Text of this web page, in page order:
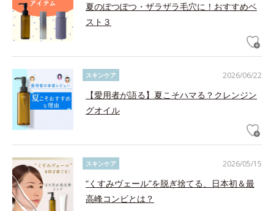
夏のぽつぽつ・ザラザラ毛穴に！おすすめベ
スト３
2026/06/22
スキンケア
【愛用者が語る】夏こそハマる？クレンジン
グオイル
2026/05/15
スキンケア
“くすみヴェール”を脱ぎ捨てる、日本初＆最
高峰コンビとは？